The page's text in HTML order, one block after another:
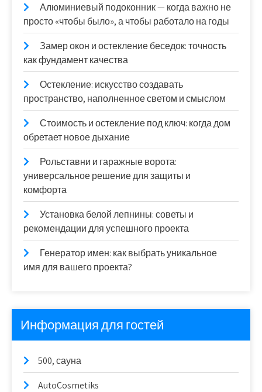
Алюминиевый подоконник — когда важно не
просто «чтобы было», а чтобы работало на годы
Замер окон и остекление беседок: точность
как фундамент качества
Остекление: искусство создавать
пространство, наполненное светом и смыслом
Стоимость и остекление под ключ: когда дом
обретает новое дыхание
Рольставни и гаражные ворота:
универсальное решение для защиты и
комфорта
Установка белой лепнины: советы и
рекомендации для успешного проекта
Генератор имен: как выбрать уникальное
имя для вашего проекта?
Информация для гостей
500, сауна
AutoCosmetiks